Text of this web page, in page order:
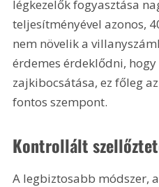
légkezelők fogyasztása
teljesítményével azonos,
nem növelik a
érdemes érdeklődni,
zajkibocsátása, ez főleg
fontos szempont.
Kontrollált
A legbiztosabb módszer,